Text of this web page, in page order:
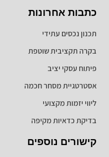
קישורים נוספים
כתבות אחרונות
תכנון נכסים עתידי
בקרה תקציבית שוטפת
פיתוח עסקי יציב
אסטרטגיית מסחר חכמה
ליווי יזמות מקצועי
בדיקת כדאיות מקיפה